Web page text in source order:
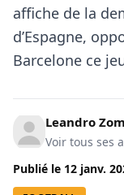
affiche de la
d’Espagne,
Barcelone ce
Leandro
Voir tous ses
Publié le 12 janv.